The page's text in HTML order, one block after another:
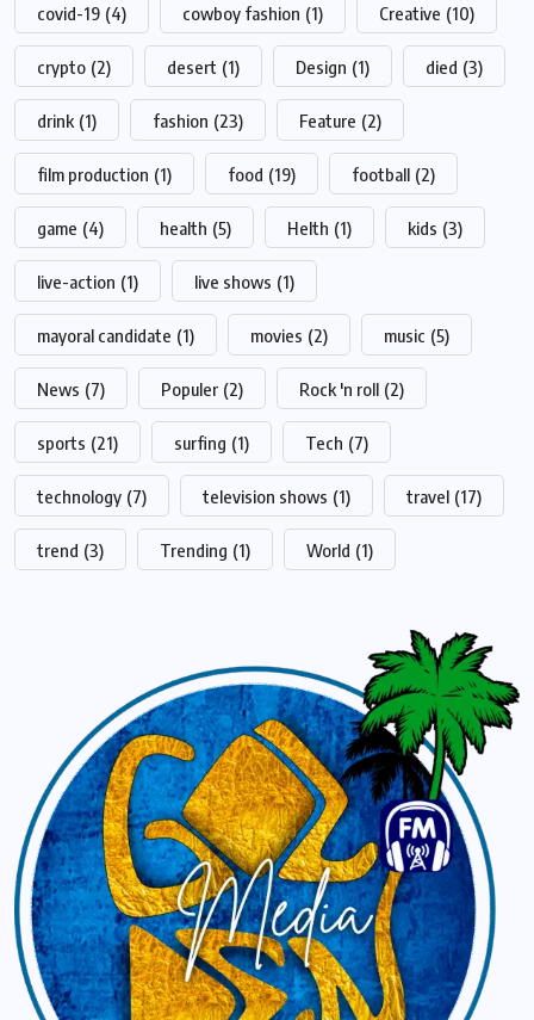
covid-19 (4) cowboy fashion (1) Creative (10)
crypto (2) desert (1) Design (1) died (3)
drink (1) fashion (23) Feature (2)
film production (1) food (19) football (2)
game (4) health (5) Helth (1) kids (3)
live-action (1) live shows (1)
mayoral candidate (1) movies (2) music (5)
News (7) Populer (2) Rock 'n roll (2)
sports (21) surfing (1) Tech (7)
technology (7) television shows (1) travel (17)
trend (3) Trending (1) World (1)